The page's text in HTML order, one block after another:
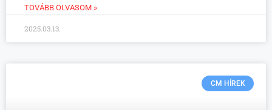
TOVÁBB OLVASOM »
2025.03.13.
CM HÍREK